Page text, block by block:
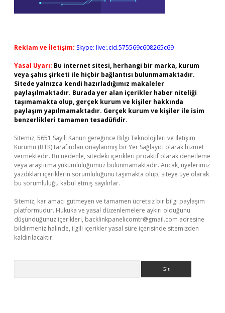
Reklam ve İletişim: Skype: live:.cid.575569c608265c69
Yasal Uyarı: Bu internet sitesi, herhangi bir marka, kurum
veya şahıs şirketi ile hiçbir bağlantısı bulunmamaktadır.
Sitede yalnızca kendi hazırladığımız makaleler
paylaşılmaktadır. Burada yer alan içerikler haber niteliği
taşımamakta olup, gerçek kurum ve kişiler hakkında
paylaşım yapılmamaktadır. Gerçek kurum ve kişiler ile isim
benzerlikleri tamamen tesadüfidir.
Sitemiz, 5651 Sayılı Kanun gereğince Bilgi Teknolojileri ve İletişim
Kurumu (BTK) tarafından onaylanmış bir Yer Sağlayıcı olarak hizmet
vermektedir. Bu nedenle, sitedeki içerikleri proaktif olarak denetleme
veya araştırma yükümlülüğümüz bulunmamaktadır. Ancak, üyelerimiz
yazdıkları içeriklerin sorumluluğunu taşımakta olup, siteye üye olarak
bu sorumluluğu kabul etmiş sayılırlar.
Sitemiz, kar amacı gütmeyen ve tamamen ücretsiz bir bilgi paylaşım
platformudur. Hukuka ve yasal düzenlemelere aykırı olduğunu
düşündüğünüz içerikleri, backlinkpanelicomtr@gmail.com adresine
bildirmeniz halinde, ilgili içerikler yasal süre içerisinde sitemizden
kaldırılacaktır.